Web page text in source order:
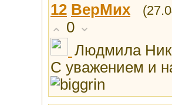
12 ВерМих
0
Людмила
С уважением и